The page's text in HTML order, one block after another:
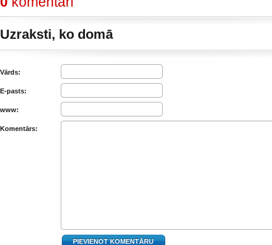
Uzraksti, ko domā
Vārds:
E-pasts:
www:
Komentārs: